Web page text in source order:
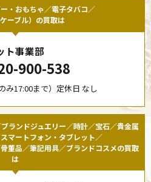
・おもちゃ／電子タバコ／
ーブル）の買取は
ト事業部
900-538
み17:00まで）定休日 なし
ランドジュエリー／時計／宝石／貴金属
マートフォン・タブレット／
董品／筆記用具／ブランドコスメの買取
は